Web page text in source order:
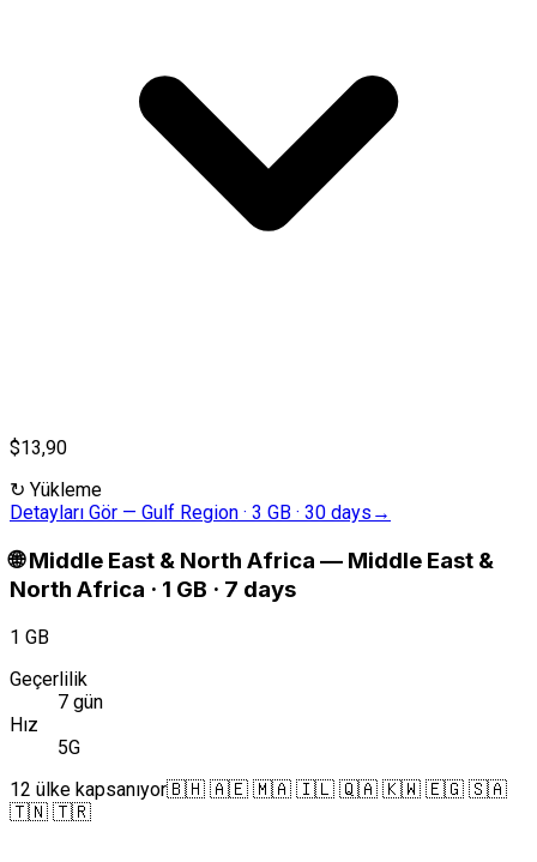
$13,90
↻ Yükleme
Detayları Gör — Gulf Region · 3 GB · 30 days →
🌐 Middle East & North Africa — Middle East &
North Africa · 1 GB · 7 days
1 GB
Geçerlilik
7 gün
Hız
5G
12 ülke kapsanıyor🇧🇭 🇦🇪 🇲🇦 🇮🇱 🇶🇦 🇰🇼 🇪🇬 🇸🇦
🇹🇳 🇹🇷